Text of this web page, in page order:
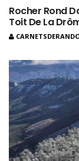
Rocher Rond
Toit De La